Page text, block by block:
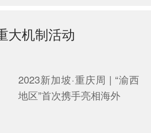
大机制活动
2023新加坡·重庆周 | “渝西
地区”首次携手亮相海外